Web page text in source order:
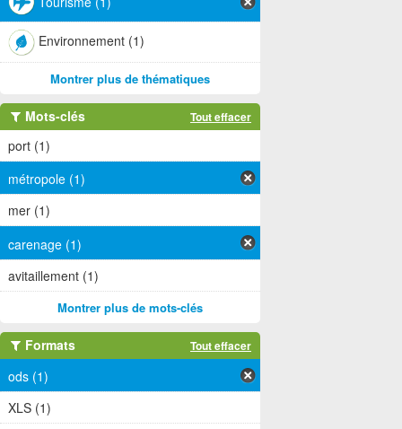
Environnement (1)
Montrer plus de thématiques
Mots-clés Tout effacer
port (1)
métropole (1)
mer (1)
carenage (1)
avitaillement (1)
Montrer plus de mots-clés
Formats Tout effacer
ods (1)
XLS (1)